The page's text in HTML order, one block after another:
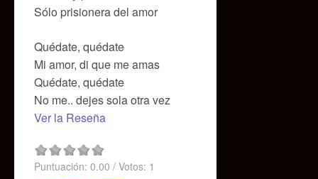
Sólo prisionera del amor
Quédate, quédate
Mi amor, di que me amas
Quédate, quédate
No me.. dejes sola otra vez
Ver la Reseña
Puntuación: 0.00 / Votos: 1